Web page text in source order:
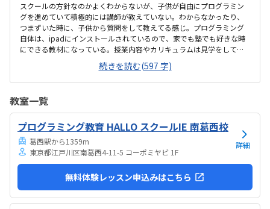
スクールの方針なのかよくわからないが、子供が自由にプログラミン
グを進めていて積極的には講師が教えていない。わからなかったり、
つまずいた時に、子供から質問をして教えてる感じ。プログラミング
自体は、ipadにインストールされているので、家でも塾でも好きな時
にできる教材になっている。授業内容やカリキュラムは見学をしてい
ないので子供の話だが、積極的に講師が教えていないみたい。月1回は
プログラミングで作ったものを発表すると聞いていたが、実施してな
いみたい。駅からは徒歩ですぐ来れる距離で、一本道だから迷うこと
は路上駐車になります。駐輪スペースはあるので子供一人でも近い人
なら行けると思います。奥の方まで覗いたことはないので詳しくはわ
からないが、入り口や教室の内装は奇麗だと思います。気軽に入りや
すい感じがします。ひとそれぞれになってしまい...
続きを読む(597 字)
教室一覧
プログラミング教育 HALLO スクールIE 南葛西校
葛西駅から1359m
東京都江戸川区南葛西4-11-5 コーポミヤビ 1F
詳細
無料体験レッスン申込みはこちら